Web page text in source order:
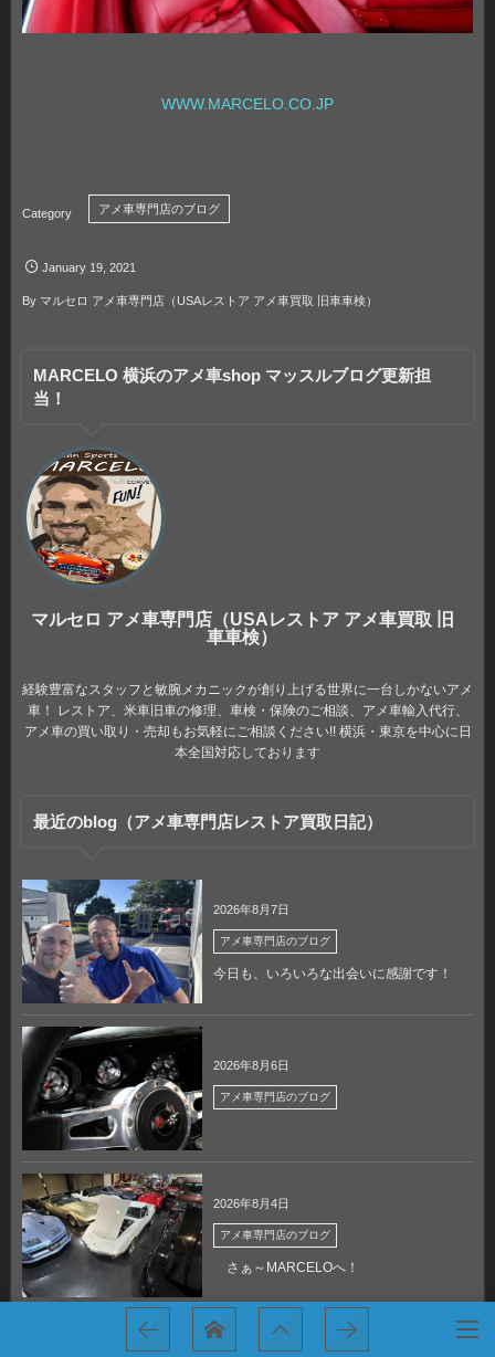
WWW.MARCELO.CO.JP
アメ車専門店のブログ
January 19 ,2021
By マルセロ アメ車専門店（USAレストア アメ車買取 旧車車検）
MARCELO 横浜のアメ車shop マッスルブログ更新担
当！
マルセロ アメ車専門店（USAレストア アメ車買取 旧
車車検）
経験豊富なスタッフと敏腕メカニックが創り上げる世界に一台しかないアメ
車！ レストア、米車旧車の修理、車検・保険のご相談、アメ車輸入代行、
アメ車の買い取り・売却もお気軽にご相談ください!! 横浜・東京を中心に日
本全国対応しております
最近のblog（アメ車専門店レストア買取日記）
2026年8月7日
アメ車専門店のブログ
今日も、いろいろな出会いに感謝です！
2026年8月6日
アメ車専門店のブログ
2026年8月4日
アメ車専門店のブログ
さぁ～MARCELOへ！